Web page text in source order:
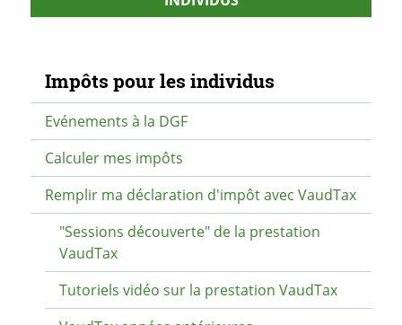
Navigation secondaire
Impôts pour les individus
Evénements à la DGF
Calculer mes impôts
Remplir ma déclaration d'impôt avec VaudTax
"Sessions découverte" de la prestation
VaudTax
Tutoriels vidéo sur la prestation VaudTax